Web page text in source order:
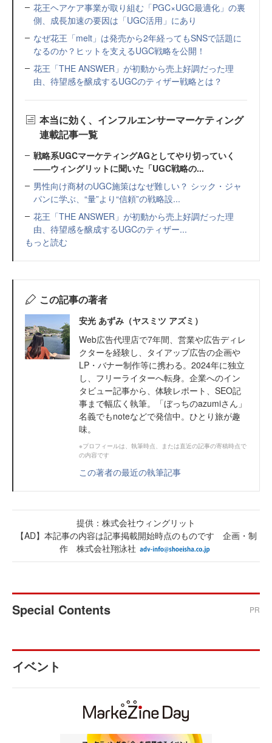
花王ヘアケア事業が取り組む「PGC×UGC最適化」の裏
側、成長加速の要因は「UGC活用」にあり
なぜ花王「melt」は発売から2年経ってもSNSで話題に
なるのか？ヒットを支えるUGC戦略を公開！
花王「THE ANSWER」が初動から売上好調だった理
由、待望感を醸成するUGCのティザー戦略とは？
本当に効く、インフルエンサーマーケティング
連載記事一覧
戦略系UGCマーケティングAGとしてやり切っていく
――ウィングリットに聞いた「UGC戦略の...
男性向け商材のUGC施策はなぜ難しい？ シック・ジャ
パンに学ぶ、“量”より“信頼”の戦略設...
花王「THE ANSWER」が初動から売上好調だった理
由、待望感を醸成するUGCのティザー...
もっと読む
この記事の著者
安光 あずみ（ヤスミツ アズミ）
Web広告代理店で7年間、営業や広告ディレ
クターを経験し、タイアップ広告の企画や
LP・バナー制作等に携わる。2024年に独立
し、フリーライターへ転身。企業へのイン
タビュー記事から、体験レポート、SEO記
事まで幅広く執筆。「ぼっちのazumiさん」
名義でもnoteなどで発信中。ひとり旅が趣
味。
※プロフィールは、執筆時点、または直近の記事の寄稿時点で
の内容です
この著者の最近の執筆記事
提供：株式会社ウィングリット
【AD】本記事の内容は記事掲載開始時点のものです 企画・制
作 株式会社翔泳社
Special Contents PR
イベント